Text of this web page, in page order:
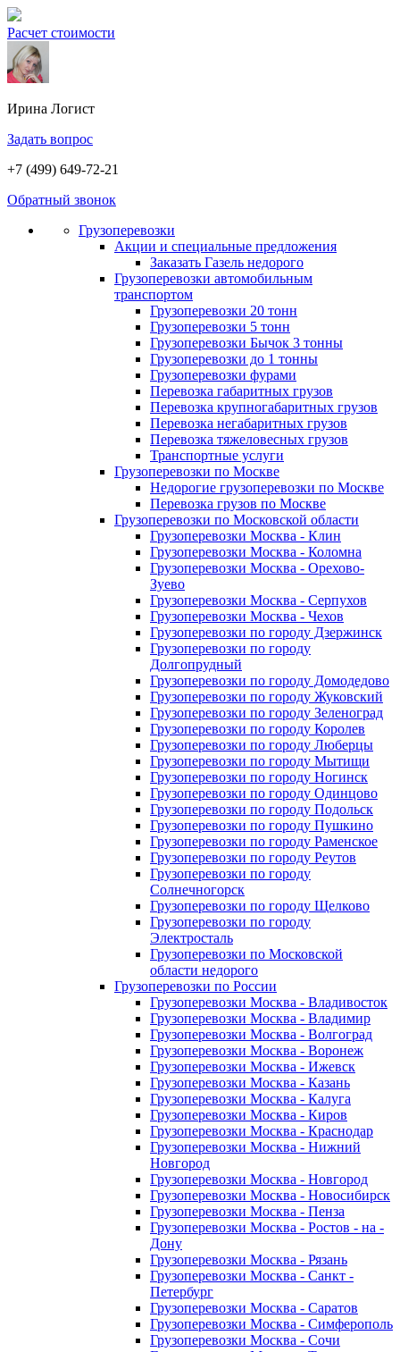
Расчет стоимости
Ирина Логист
Задать вопрос
+7 (499) 649-72-21
Обратный звонок
Грузоперевозки
Акции и специальные предложения
Заказать Газель недорого
Грузоперевозки автомобильным
транспортом
Грузоперевозки 20 тонн
Грузоперевозки 5 тонн
Грузоперевозки Бычок 3 тонны
Грузоперевозки до 1 тонны
Грузоперевозки фурами
Перевозка габаритных грузов
Перевозка крупногабаритных грузов
Перевозка негабаритных грузов
Перевозка тяжеловесных грузов
Транспортные услуги
Грузоперевозки по Москве
Недорогие грузоперевозки по Москве
Перевозка грузов по Москве
Грузоперевозки по Московской области
Грузоперевозки Москва - Клин
Грузоперевозки Москва - Коломна
Грузоперевозки Москва - Орехово-
Зуево
Грузоперевозки Москва - Серпухов
Грузоперевозки Москва - Чехов
Грузоперевозки по городу Дзержинск
Грузоперевозки по городу
Долгопрудный
Грузоперевозки по городу Домодедово
Грузоперевозки по городу Жуковский
Грузоперевозки по городу Зеленоград
Грузоперевозки по городу Королев
Грузоперевозки по городу Люберцы
Грузоперевозки по городу Мытищи
Грузоперевозки по городу Ногинск
Грузоперевозки по городу Одинцово
Грузоперевозки по городу Подольск
Грузоперевозки по городу Пушкино
Грузоперевозки по городу Раменское
Грузоперевозки по городу Реутов
Грузоперевозки по городу
Солнечногорск
Грузоперевозки по городу Щелково
Грузоперевозки по городу
Электросталь
Грузоперевозки по Московской
области недорого
Грузоперевозки по России
Грузоперевозки Москва - Владивосток
Грузоперевозки Москва - Владимир
Грузоперевозки Москва - Волгоград
Грузоперевозки Москва - Воронеж
Грузоперевозки Москва - Ижевск
Грузоперевозки Москва - Казань
Грузоперевозки Москва - Калуга
Грузоперевозки Москва - Киров
Грузоперевозки Москва - Краснодар
Грузоперевозки Москва - Нижний
Новгород
Грузоперевозки Москва - Новгород
Грузоперевозки Москва - Новосибирск
Грузоперевозки Москва - Пенза
Грузоперевозки Москва - Ростов - на -
Дону
Грузоперевозки Москва - Рязань
Грузоперевозки Москва - Санкт -
Петербург
Грузоперевозки Москва - Саратов
Грузоперевозки Москва - Симферополь
Грузоперевозки Москва - Сочи